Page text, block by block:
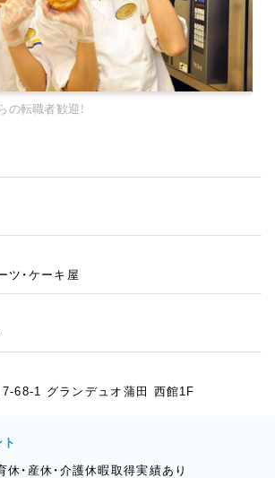
の転職者歓迎！
ツ・ケーキ屋
68-1 グランデュオ蒲田 西館1F
・産休・介護休暇取得実績あり